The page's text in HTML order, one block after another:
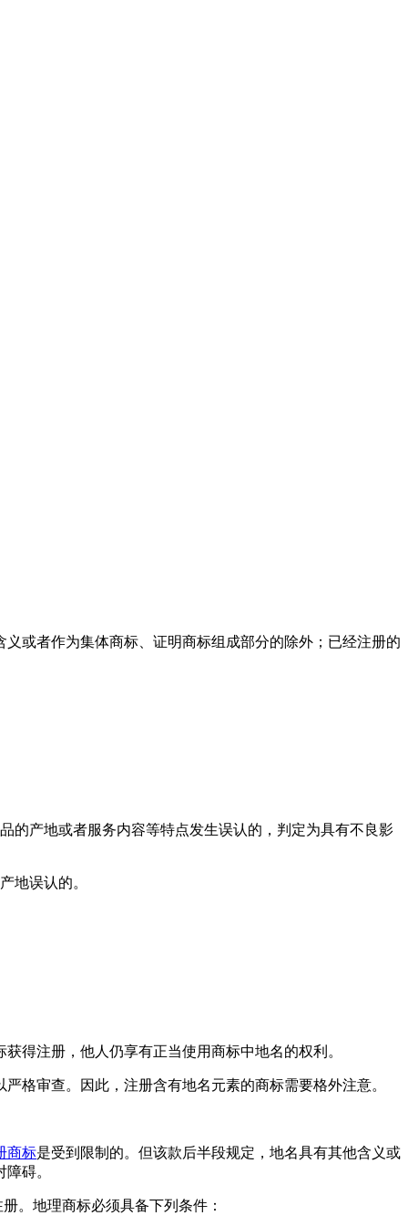
或者作为集体商标、证明商标组成部分的除外；已经注册的
的产地或者服务内容等特点发生误认的，判定为具有不良影
地误认的。
得注册，他人仍享有正当使用商标中地名的权利。
严格审查。因此，注册含有地名元素的商标需要格外注意。
商标是受到限制的。但该款后半段规定，地名具有其他含义或
碍。
。地理商标必须具备下列条件：